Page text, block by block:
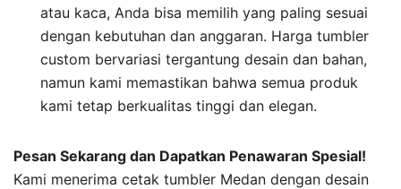
atau kaca, Anda bisa memilih yang paling sesuai
dengan kebutuhan dan anggaran. Harga tumbler
custom bervariasi tergantung desain dan bahan,
namun kami memastikan bahwa semua produk
kami tetap berkualitas tinggi dan elegan.
Pesan Sekarang dan Dapatkan Penawaran Spesial!
Kami menerima cetak tumbler Medan dengan desain